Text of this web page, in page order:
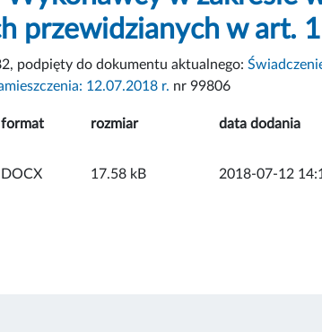
przewidzianych w art.
podpięty do dokumentu aktualnego:
12.07.2018 r. nr 99806
format rozmiar data dodania
DOCX 17.58 kB 2018-07-12